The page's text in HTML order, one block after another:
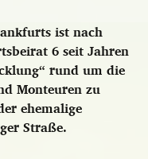
ist nach
6 seit Jahren
rund um die
Monteuren zu
ehemalige
Straße.